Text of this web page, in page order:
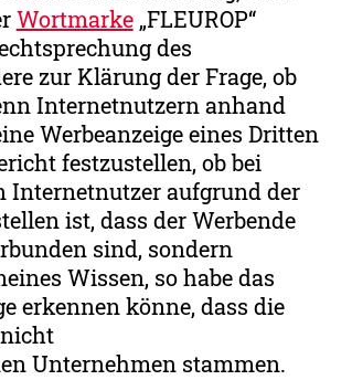
Wortmarke„FLEUROP“
des
zur Klärung der Frage, ob
Internetnutzern anhand
Werbeanzeige eines Dritten
festzustellen, ob bei
Internetnutzer aufgrund der
ist, dass der Werbende
sind, sondern
Wissen, so habe das
erkennen könne, dass die
Unternehmen stammen.